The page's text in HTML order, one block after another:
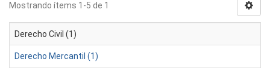
Mostrando ítems 1-5 de 1
Derecho Civil (1)
Derecho Mercantil (1)